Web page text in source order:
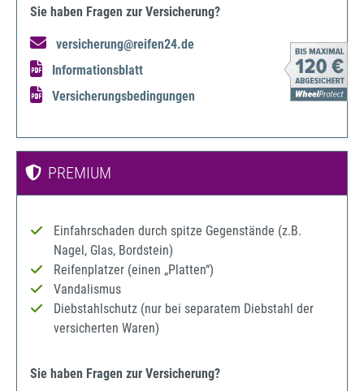
Sie haben Fragen zur Versicherung?
versicherung@reifen24.de
Informationsblatt
Versicherungsbedingungen
PREMIUM
Einfahrschaden durch spitze Gegenstände (z.B.
Nagel, Glas, Bordstein)
Reifenplatzer (einen „Platten“)
Vandalismus
Diebstahlschutz (nur bei separatem Diebstahl der
versicherten Waren)
Sie haben Fragen zur Versicherung?